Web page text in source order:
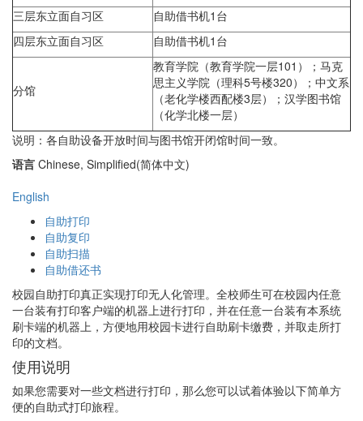
三层东立面自习区
自助借书机1台
四层东立面自习区
自助借书机1台
分馆
教育学院（教育学院一层101）；马克
思主义学院（理科5号楼320）；中文系
（老化学楼西配楼3层）；汉学图书馆
（化学北楼一层）
说明：各自助设备开放时间与图书馆开闭馆时间一致。
语言 Chinese, Simplified(简体中文)
English
自助打印
自助复印
自助扫描
自助借还书
校园自助打印真正实现打印无人化管理。全校师生可在校园内任意
一台装有打印客户端的机器上进行打印，并在任意一台装有本系统
刷卡端的机器上，方便地用校园卡进行自助刷卡缴费，并取走所打
印的文档。
使用说明
如果您需要对一些文档进行打印，那么您可以试着体验以下简单方
便的自助式打印旅程。